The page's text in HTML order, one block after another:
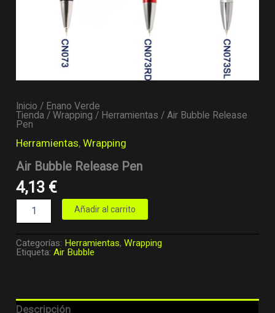
Inicio / Enano Verde
Tienda /Wrapping / Herramientas / Air Bubble Release
Pen
Herramientas,Wrapping
Air Bubble Release Pen
4,13 €
Añadir al carrito
Categorías: Herramientas,Wrapping
Etiqueta:Air Bubble
Descripción